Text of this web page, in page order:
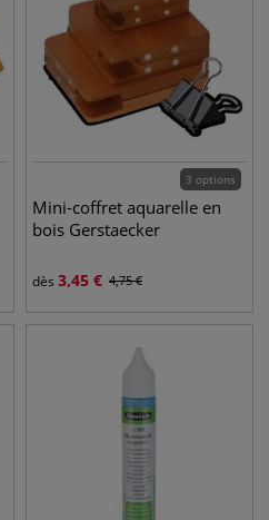
3 options
Mini-coffret aquarelle en
bois Gerstaecker
dès 3,45 € 4,75€